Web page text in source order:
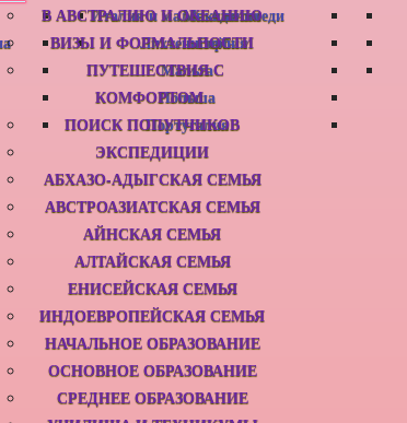
Македония
Сербия
Италия и маленькие соседи
Лихтенштейн
Мальта
Польша
Португалия
В АВСТРАЛИЮ И ОКЕАНИЮ
ВИЗЫ И ФОРМАЛЬНОСТИ
ПУТЕШЕСТВИЯ С
КОМФОРТОМ
ПОИСК ПОПУТЧИКОВ
ЭКСПЕДИЦИИ
АБХАЗО-АДЫГСКАЯ СЕМЬЯ
АВСТРОАЗИАТСКАЯ СЕМЬЯ
АЙНСКАЯ СЕМЬЯ
АЛТАЙСКАЯ СЕМЬЯ
ЕНИСЕЙСКАЯ СЕМЬЯ
ИНДОЕВРОПЕЙСКАЯ СЕМЬЯ
НАЧАЛЬНОЕ ОБРАЗОВАНИЕ
ОСНОВНОЕ ОБРАЗОВАНИЕ
СРЕДНЕЕ ОБРАЗОВАНИЕ